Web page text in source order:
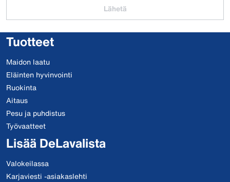
Lähetä
Tuotteet
Maidon laatu
Eläinten hyvinvointi
Ruokinta
Aitaus
Pesu ja puhdistus
Työvaatteet
Lisää DeLavalista
Valokeilassa
Karjaviesti -asiakaslehti